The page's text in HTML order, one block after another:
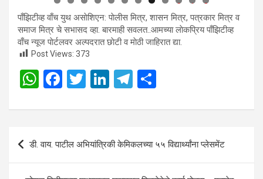
0 1
2
पाँझिटीव्ह वाँच युथ असाेशिएन: पाेलीस मित्र, शासन मित्र, पत्रकार मित्र व
समाज मित्र चे सभासद व्हा. बारमाही सवलत..आमच्या लाेकप्रिय पाँझिटीव्ह
वाँच न्यूज पाेर्टलवर अल्पदरात छाेटी व माेठी जाहिरात द्या.
Post Views: 373
W
at
A
p
F
ce
b
o
o
T
tt
er
Li
ke
dI
n
T
e
a
m
ar
Post
navigation
डी. वाय. पाटील अभियांत्रिकी केमिकलच्या ५५ विद्यार्थ्यांना प्लेसमेंट